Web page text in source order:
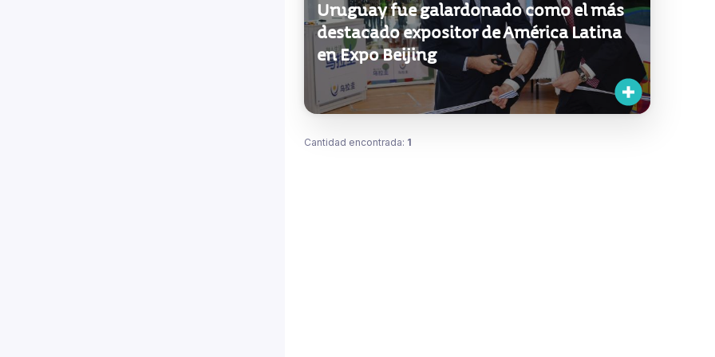
Uruguay fue galardonado como el más
destacado expositor de América Latina
en Expo Beijing
Cantidad encontrada: 1